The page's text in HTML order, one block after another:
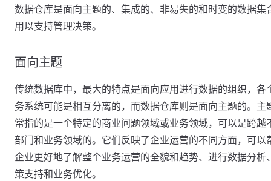
数据仓库是面向主题的、集成的、非易失的和时变的数据集
用以支持管理决策。
面向主题
传统数据库中，最大的特点是面向应用进行数据的组织，各
务系统可能是相互分离的，而数据仓库则是面向主题的。主
常指的是一个特定的商业问题领域或业务领域，可以是跨越
部门和业务领域的。它们反映了企业运营的不同方面，可以
企业更好地了解整个业务运营的全貌和趋势、进行数据分析
策支持和业务优化。